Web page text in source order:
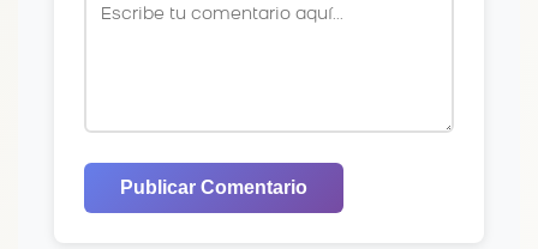
Publicar Comentario